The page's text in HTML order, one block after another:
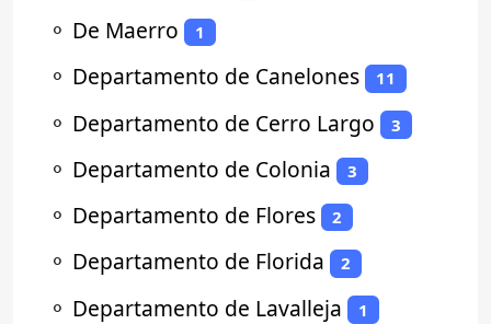
⚬ De Maerro 1
⚬ Departamento de Canelones 11
⚬ Departamento de Cerro Largo 3
⚬ Departamento de Colonia 3
⚬ Departamento de Flores 2
⚬ Departamento de Florida 2
⚬ Departamento de Lavalleja 1